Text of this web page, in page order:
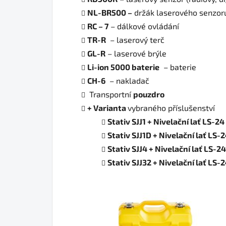
NL-BR500 – držák laserového
RC – 7 – dálkové ovládání
TR-R – laserový terč
GL-R – laserové brýle
Li-ion 5000 baterie – baterie
CH-6 – nakladač
Transportní pouzdro
+ Variantavybraného příslušenství
Stativ SJJ1 + Nivelační lať LS-24
Stativ SJJ1D + Nivelační lať LS-
Stativ SJJ4 + Nivelační lať LS-24
Stativ SJJ32 + Nivelační lať LS-